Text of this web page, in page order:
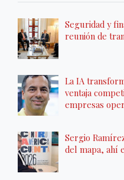
Seguridad y
reunión de
La IA
ventaja
empresas
Sergio
del mapa, ahí